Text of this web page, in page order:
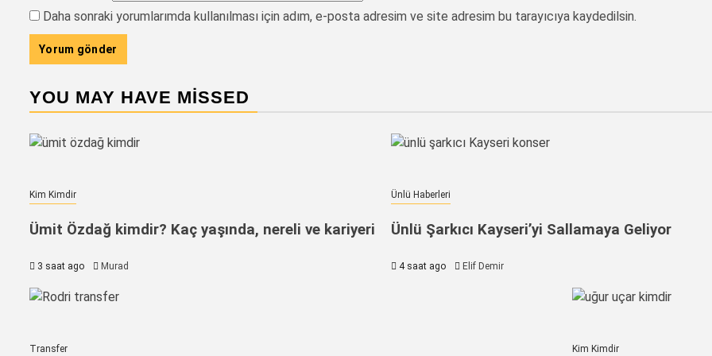
Daha sonraki yorumlarımda kullanılması için adım, e-posta adresim ve site adresim bu tarayıcıya kaydedilsin.
YOU MAY HAVE MISSED
Kim Kimdir
Ümit Özdağ kimdir? Kaç yaşında, nereli ve kariyeri
3 saat ago Murad
Ünlü Haberleri
Ünlü Şarkıcı Kayseri’yi Sallamaya Geliyor
4 saat ago Elif Demir
Transfer Kim Kimdir